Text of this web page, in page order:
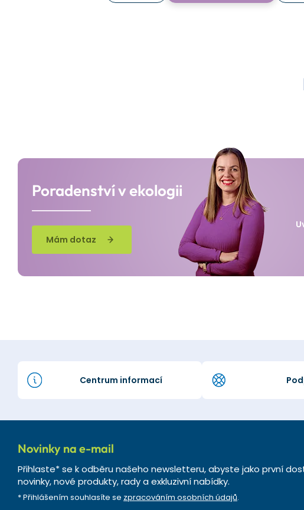
Poradenství v ekologii
Mám dotaz
Centrum informací
Novinky na e-mail
Přihlaste* se k odběru našeho newsletteru, abyste jako první
novinky, nové produkty, rady a exkluzivní nabídky.
* Přihlášením souhlasíte se zpracováním osobních údajů.